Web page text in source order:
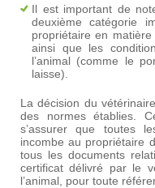
Il est important de
deuxième catégorie
propriétaire en matière
ainsi que les
l’animal (comme le
laisse).
La décision du
des normes établies.
s’assurer que toutes
incombe au propriétaire
tous les documents
certificat délivré par le
l’animal, pour toute